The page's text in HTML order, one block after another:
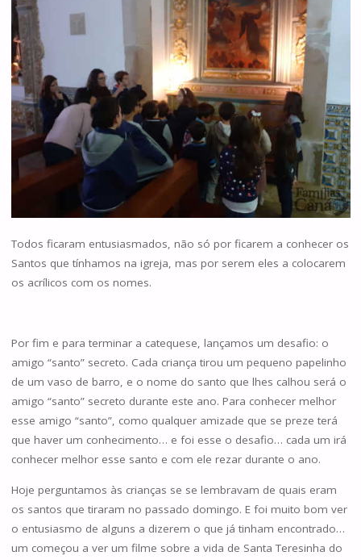
Todos ficaram entusiasmados, não só por ficarem a conhecer os
Santos que tínhamos na igreja, mas por serem eles a colocarem
os acrílicos com os nomes.
Por fim e para terminar a catequese, lançamos um desafio: o
amigo “santo” secreto. Cada criança tirou um pequeno papelinho
de um vaso de barro, e o nome do santo que lhes calhou será o
amigo “santo” secreto durante este ano. Para conhecer melhor
esse amigo “santo”, como qualquer amizade que se preze terá
que haver um conhecimento… e foi esse o desafio… cada um irá
conhecer melhor esse santo e com ele rezar durante o ano.
Hoje perguntamos às crianças se se lembravam de quais eram
os santos que tiraram no passado domingo. E foi muito bom ver
o entusiasmo de alguns a dizerem o que já tinham encontrado…
um começou a ver um filme sobre a vida de Santa Teresinha do